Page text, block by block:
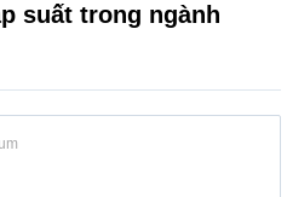
suất trong ngành